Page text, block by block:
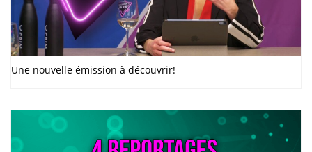
Une nouvelle émission à découvrir!